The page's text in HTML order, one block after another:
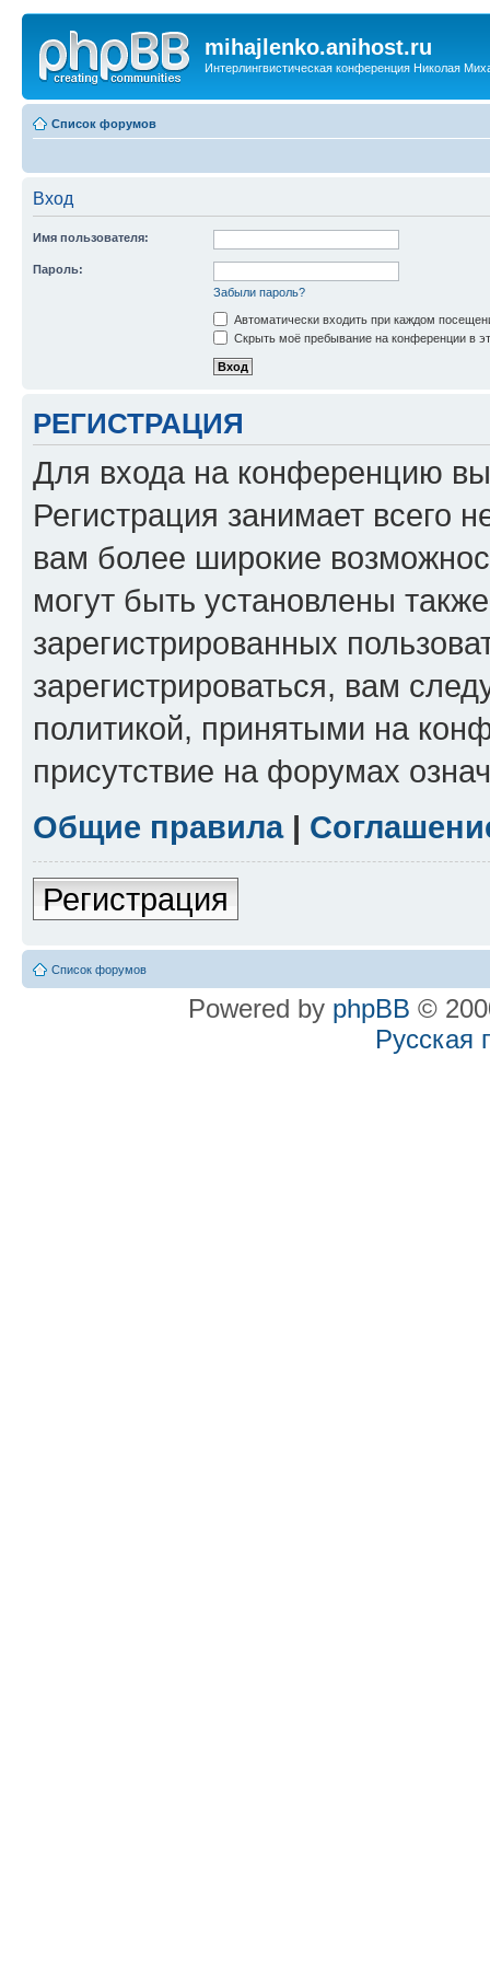
mihajlenko.anihost.ru
Интерлингвистическая конференция Николая
Список форумов
Вход
Имя пользователя:
Пароль:
Забыли пароль?
Автоматически входить при каждом
Скрыть моё пребывание на конференции в
РЕГИСТРАЦИЯ
Для входа на конференцию
Регистрация занимает всего
вам более широкие
могут быть установлены
зарегистрированных
зарегистрироваться, вам
политикой, принятыми на
присутствие на форумах
Общие правила|
Регистрация
Список форумов
Powered by phpBB ©
Русская